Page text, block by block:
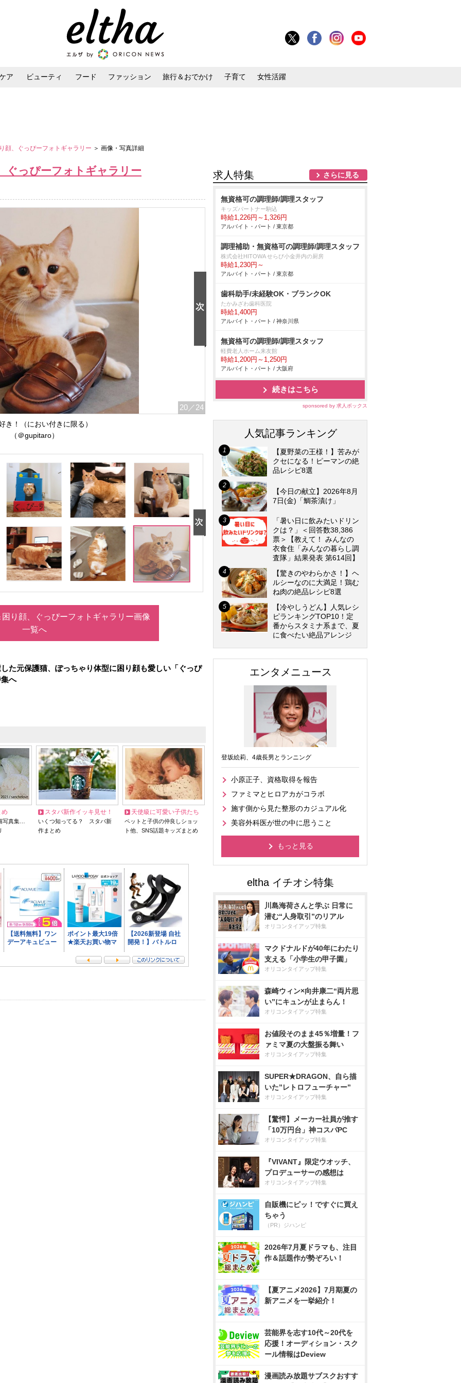
ア ビューティ フード ファッション 旅行＆おでかけ 子育て 女性活躍
顔、ぐっぴーフォトギャラリー ＞ 画像・写真詳細
ぐっぴーフォトギャラリー
20 ／24
き！（におい付きに限る）
（＠gupitaro）
り顔、ぐっぴーフォトギャラリー画像
一覧へ
た元保護猫、ぽっちゃり体型に困り顔も愛しい「ぐっぴ
へ
め
写真集…
スタバ新作イッキ見せ！
いくつ知ってる？ スタバ新
作まとめ
天使級に可愛い子供たち
ペットと子供の仲良しショッ
ト他、SNS話題キッズまとめ
求人特集 さらに見る
無資格可の調理師/調理スタッフ
キッズパートナー駒込
時給1,226円～1,326円
アルバイト・パート / 東京都
調理補助・無資格可の調理師/調理スタッフ
株式会社HITOWA せらび小金井内の厨房
時給1,230円～
アルバイト・パート / 東京都
歯科助手/未経験OK・ブランクOK
たかみざわ歯科医院
時給1,400円
アルバイト・パート / 神奈川県
無資格可の調理師/調理スタッフ
軽費老人ホーム来友館
時給1,200円～1,250円
アルバイト・パート / 大阪府
続きはこちら
sponsored by 求人ボックス
人気記事ランキング
【夏野菜の王様！】苦みが
クセになる！ピーマンの絶
品レシピ8選
【今日の献立】2026年8月
7日(金)「鯛茶漬け」
「暑い日に飲みたいドリン
クは？」＜回答数38,386
票＞【教えて！ みんなの
衣食住「みんなの暮らし調
査隊」結果発表 第614回】
【驚きのやわらかさ！】ヘ
ルシーなのに大満足！鶏む
ね肉の絶品レシピ8選
【冷やしうどん】人気レシ
ピランキングTOP10！定
番からスタミナ系まで、夏
に食べたい絶品アレンジ
エンタメニュース
登坂絵莉、4歳長男とランニング
小原正子、資格取得を報告
ファミマとヒロアカがコラボ
施す側から見た整形のカジュアル化
美容外科医が世の中に思うこと
もっと見る
川島海荷さんと学ぶ 日常に
潜む“人身取引”のリアル
オリコンタイアップ特集
マクドナルドが40年にわたり
支える「小学生の甲子園」
オリコンタイアップ特集
森崎ウィン×向井康二“両片思
い”にキュンが止まらん！
オリコンタイアップ特集
お値段そのまま45％増量！フ
ァミマ夏の大盤振る舞い
オリコンタイアップ特集
SUPER★DRAGON、自ら描
いた”レトロフューチャー”
オリコンタイアップ特集
【驚愕】メーカー社員が推す
「10万円台」神コスパPC
オリコンタイアップ特集
『VIVANT』限定ウオッチ、
プロデューサーの感想は
オリコンタイアップ特集
自販機にピッ！ですぐに買え
ちゃう
（PR）ジハンピ
2026年7月夏ドラマも、注目
作＆話題作が勢ぞろい！
【夏アニメ2026】7月期夏の
新アニメを一挙紹介！
芸能界を志す10代～20代を
応援！オーディション・スク
ール情報はDeview
漫画読み放題サブスクおすす